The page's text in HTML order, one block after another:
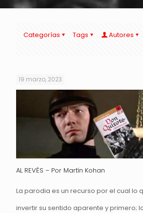
Categorías Tags
Autores
19 marzo, 2023
AL REVÉS – Por Martín Kohan
La parodia es un recurso por el cual lo
invertir su sentido aparente y primero;